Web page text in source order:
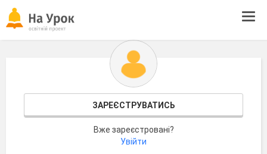
ЗАРЕЄСТРУВАТИСЬ
Вже зареєстровані?
Увійти